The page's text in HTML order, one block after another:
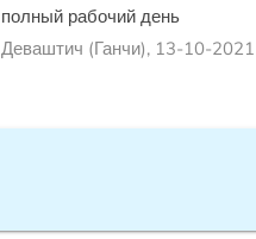
полный рабочий день
Деваштич (Ганчи), 13-10-